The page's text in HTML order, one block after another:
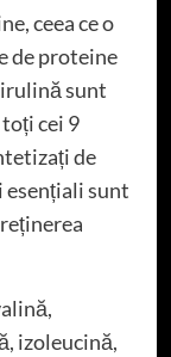
ceea ce o
de proteine
sunt
cei 9
de
esențiali sunt
izoleucină,